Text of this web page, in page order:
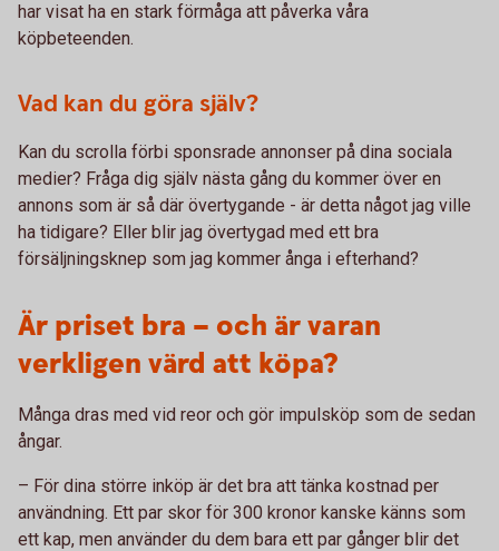
har visat ha en stark förmåga att påverka våra
köpbeteenden.
Vad kan du göra själv?
Kan du scrolla förbi sponsrade annonser på dina sociala
medier? Fråga dig själv nästa gång du kommer över en
annons som är så där övertygande - är detta något jag ville
ha tidigare? Eller blir jag övertygad med ett bra
försäljningsknep som jag kommer ånga i efterhand?
Är priset bra – och är varan
verkligen värd att köpa?
Många dras med vid reor och gör impulsköp som de sedan
ångar.
– För dina större inköp är det bra att tänka kostnad per
användning. Ett par skor för 300 kronor kanske känns som
ett kap, men använder du dem bara ett par gånger blir det